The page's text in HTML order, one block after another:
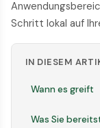
Schritt lokal auf
IN DIESEM
Wann es greift
Was Sie